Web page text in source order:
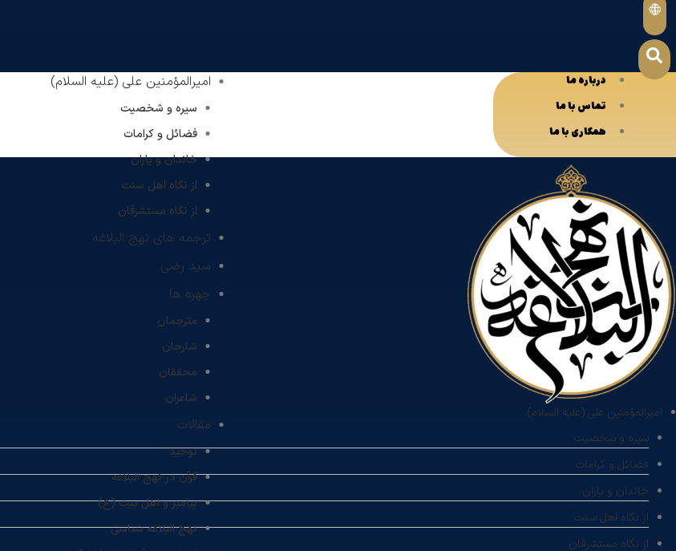
امیرالمؤمنین علی (علیه السلام)
سیره و شخصیت
فضائل و کرامات
خاندان و یاران
از نگاه اهل سنت
از نگاه مستشرقان
ترجمه های نهج البلاغه
سید رضی
چهره ها
مترجمان
شارحان
محققان
شاعران
مقالات
توحید
قرآن در نهج البلاغه
پیامبر و اهل بیت (ع)
نهج البلاغه شناسی
درباره ما
تماس با ما
همکاری با ما
امیرالمؤمنین علی (علیه السلام)
سیره و شخصیت
فضائل و کرامات
خاندان و یاران
از نگاه اهل سنت
از نگاه مستشرقان